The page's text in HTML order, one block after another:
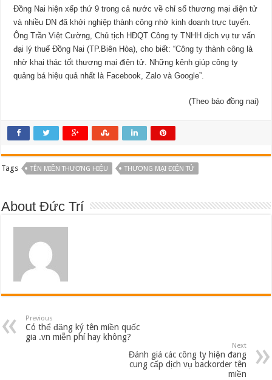
Đồng Nai hiện xếp thứ 9 trong cả nước về chỉ số thương mại điện tử
và nhiều DN đã khởi nghiệp thành công nhờ kinh doanh trực tuyến.
Ông Trần Việt Cường, Chủ tịch HĐQT Công ty TNHH dịch vụ tư vấn
đại lý thuế Đồng Nai (TP.Biên Hòa), cho biết: “Công ty thành công là
nhờ khai thác tốt thương mại điện tử. Những kênh giúp công ty
quảng bá hiệu quả nhất là Facebook, Zalo và Google”.
(Theo báo đồng nai)
Tags TÊN MIỀN THƯƠNG HIỆU THƯƠNG MẠI ĐIỆN TỬ
About Đức Trí
Previous
Có thể đăng ký tên miền quốc
gia .vn miễn phí hay không?
Next
Đánh giá các công ty hiện đang
cung cấp dịch vụ backorder tên
miền